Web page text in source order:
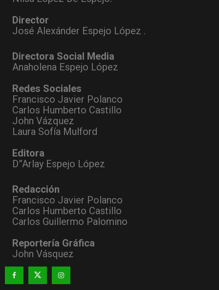
Director
José Alexánder Espejo López .
Directora Social Media
Anaholena Espejo López
Redes Sociales
Francisco Javier Polanco
Carlos Humberto Castillo
John Vázquez
Laura Sofía Mulford
Editora
D”Arlay Espejo López
Redacción
Francisco Javier Polanco
Carlos Humberto Castillo
Carlos Guillermo Palomino
Reportería Gráfica
John Vásquez